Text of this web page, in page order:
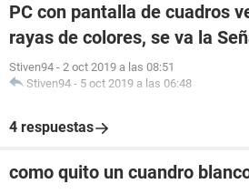
PC con pantalla de cuadros
rayas de colores, se va la
Stiven94 - 2 oct 2019 a las 08:51
Stiven94 - 5 oct 2019 a las 06:48
4 respuestas
como quito un cuandro